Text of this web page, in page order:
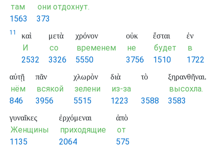
там
1563
они отдохнут.
373
11 καὶ
И
2532
μετὰ
со
3326
χρόνον
временем
5550
οὐκ
не
3756
ἔσται
будет
1510
ἐν
в
1722
αὐτῇ
нём
846
πᾶν
всякой
3956
χλωρὸν
зелени
5515
διὰ
из-за
1223
τὸ
3588
ξηρανθῆναι.
высохла.
3583
γυναῖκες
Женщины
1135
ἐρχόμεναι
приходящие
2064
ἀπὸ
от
575